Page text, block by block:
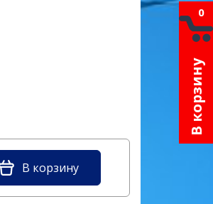
В корзину
0
В корзину